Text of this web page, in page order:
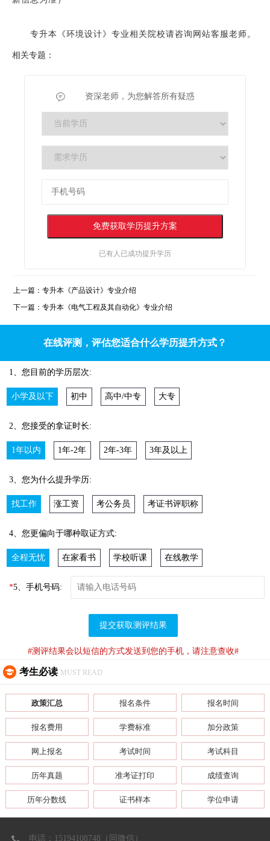
专升本《环境设计》专业相关院校请咨询网站客服老师。
相关专题：
资深老师，为您解答所有疑惑
已有 人已成功提升学历
上一篇： 专升本《产品设计》专业介绍
下一篇： 专升本《电气工程及其自动化》专业介绍
在线评测，评估您适合什么学历提升方式？
1、您目前的学历层次:
小学及以下 初中 高中/中专 大专
2、您接受的拿证时长:
1年以内 1年-2年 2年-3年 3年及以上
3、您为什么提升学历:
找工作 涨工资 考公务员 考证书评职称
4、您更偏向于哪种取证方式:
全程无忧 在家看书 学校听课 在线教学
*5、手机号码:
提交获取测评结果
#测评结果会以短信的方式发送到您的手机，请注意查收#
考生必读 MUST READ
政策汇总 报名条件 报名时间
报名费用 学费标准 加分政策
网上报名 考试时间 考试科目
历年真题 准考证打印 成绩查询
历年分数线 证书样本 学位申请
电话：15194108748（同微信）